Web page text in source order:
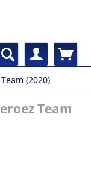
(2020)
Team